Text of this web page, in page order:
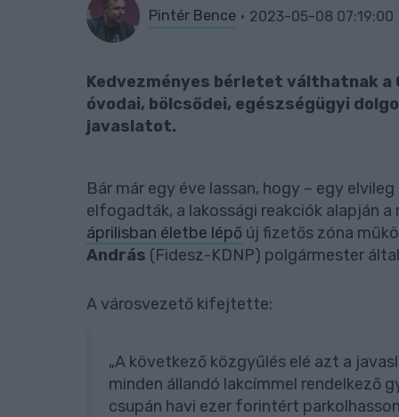
Pintér Bence 2023-05-08 07:19:00
Kedvezményes bérletet válthatnak a
óvodai, bölcsődei, egészségügyi
javaslatot.
Bár már egy éve lassan, hogy – egy
elfogadták, a lakossági reakciók alapján
áprilisban életbe lépő új fizetős zóna
András (Fidesz-KDNP) polgármester által
A városvezető kifejtette:
„A következő közgyűlés elé azt a
minden állandó lakcímmel rendelkező
csupán havi ezer forintért